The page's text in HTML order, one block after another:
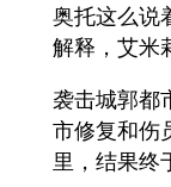
奥托这么说
解释，艾米
袭击城郭
市修复和伤
里，结果终